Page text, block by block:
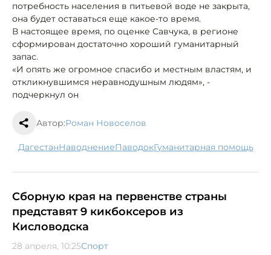
потребность населения в питьевой воде не закрыта,
она будет оставаться еще какое-то время.
В настоящее время, по оценке Савчука, в регионе
сформирован достаточно хороший гуманитарный
запас.
«И опять же огромное спасибо и местным властям, и
откликнувшимся неравнодушным людям», -
подчеркнул он
Автор:Роман Новоселов
Дагестан наводнение паводок гуманитарная помощь
Сборную края на первенстве страны
представят 9 кикбоксеров из
Кисловодска
28 апреля, 10:25Спорт